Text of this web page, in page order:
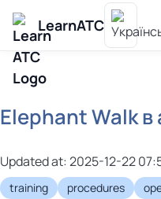
LearnATC
Elephant Walk в
Updated at: 2025-12-22
training procedures